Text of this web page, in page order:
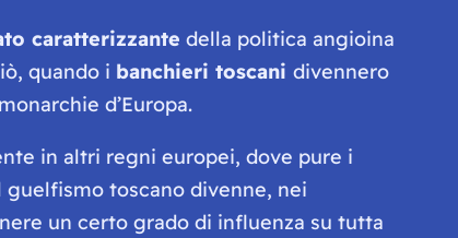
caratterizzante della politica angioina
quando i banchieri toscani divennero
d’Europa.
in altri regni europei, dove pure i
guelfismo toscano divenne, nei
un certo grado di influenza su tutta